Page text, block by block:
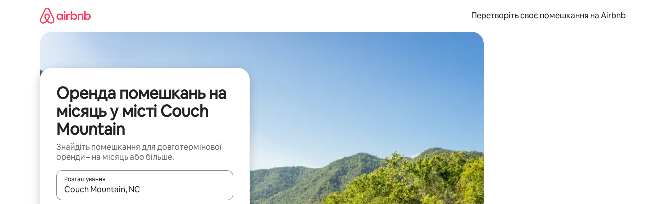
Перетворіть своє помешкання на Airbnb
Оренда помешкань на
місяць у місті Couch
Mountain
Знайдіть помешкання для довготермінової
оренди – на місяць або більше.
Розташування
Отримавши результати пошуку, використовуйте для навігації сторінкою клавіші зі стрілками вгору та вниз або жести дотику та гортання.